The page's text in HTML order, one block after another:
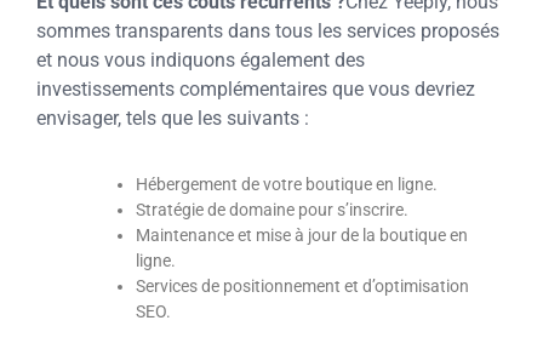
sommes transparents dans tous les services proposés
et nous vous indiquons également des
investissements complémentaires que vous devriez
envisager, tels que les suivants :
Hébergement de votre boutique en ligne.
Stratégie de domaine pour s’inscrire.
Maintenance et mise à jour de la boutique en
ligne.
Services de positionnement et d’optimisation
SEO.